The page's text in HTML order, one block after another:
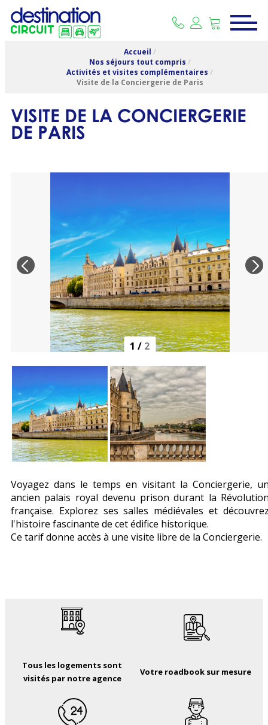
Accueil /
Nos séjours tout compris /
Activités et visites complémentaires /
Visite de la Conciergerie de Paris
VISITE DE LA CONCIERGERIE
DE PARIS
1 / 2
Voyagez dans le temps en visitant la Conciergerie,
ancien palais royal devenu prison durant la
française. Explorez ses salles médiévales et
l'histoire fascinante de cet édifice historique.
Ce tarif donne accès à une visite libre de la Conciergerie.
Tous les logements sont
visités par notre agence
Votre roadbook sur mesure